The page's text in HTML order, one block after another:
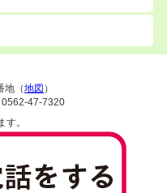
地（地図 ）
47-7320
。